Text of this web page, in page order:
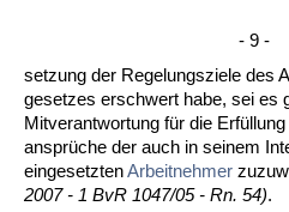
- 9 -
set­zung der Re­ge­lungs­zie­le des
ge­set­zes er­schwert ha­be, sei es
Mit­ver­ant­wor­tung für die
ansprüche der auch in sei­nem
ein­ge­setz­tenAr­beit­neh­mer
2007 - 1 BvR 1047/05 - Rn. 54).